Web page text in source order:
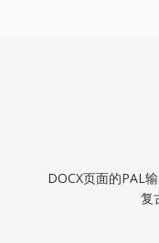
DOCX页面的PAL
复